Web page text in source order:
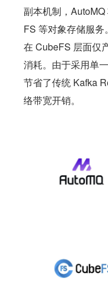
副本机制，
FS 等对象存储服
在 CubeFS 层面仅
消耗。由于采用单
节省了传统 Kafka
络带宽开销。